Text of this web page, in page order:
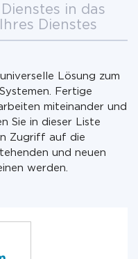
in das
Dienstes
Lösung zum
Fertige
miteinander und
Sie in dieser Liste
Zugriff auf die
und neuen
werden.